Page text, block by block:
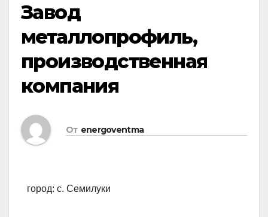
Завод
металлопрофиль,
производственная
компания
От energoventma
город: с. Семилуки